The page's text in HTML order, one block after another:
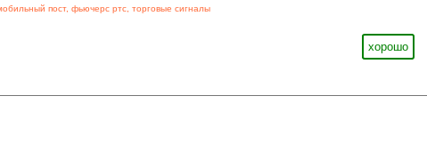
пост, фьючерс ртс торговые сигналы
хорошо